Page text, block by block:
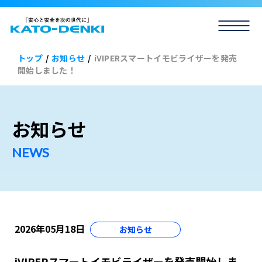
トップ / お知らせ / iVIPERスマートイモビライザーを発売
開始しました！
お知らせ
2026年05月18日 お知らせ